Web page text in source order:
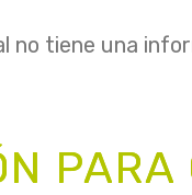
no tiene una